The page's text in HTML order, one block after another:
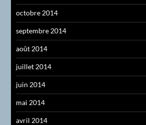
octobre 2014
septembre 2014
août 2014
juillet 2014
juin 2014
mai 2014
avril 2014